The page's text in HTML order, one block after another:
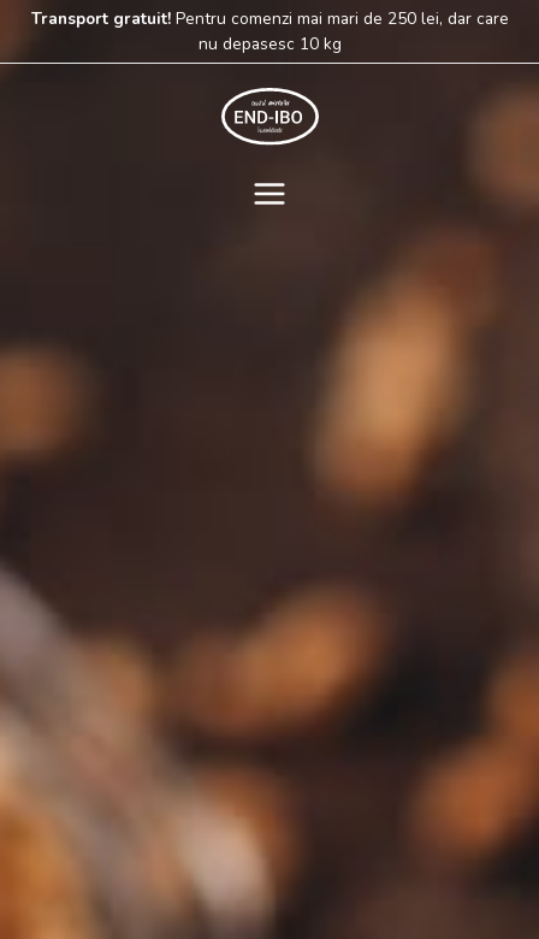
Skip
content
Transport gratuit!Pentru comenzi mai mari de 250 lei, dar care
nu depasesc 10 kg